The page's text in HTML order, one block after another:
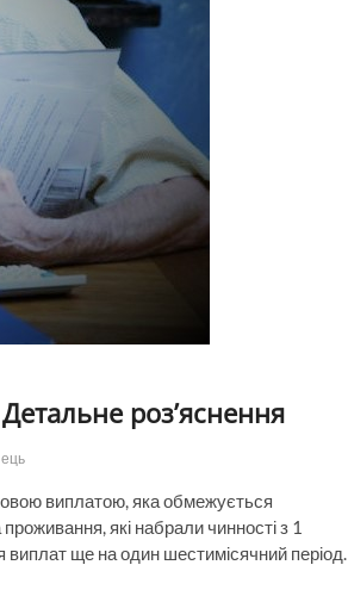
роз’яснення
виплатою, яка обмежується
які набрали чинності з 1
виплат ще на один шестимісячний період.